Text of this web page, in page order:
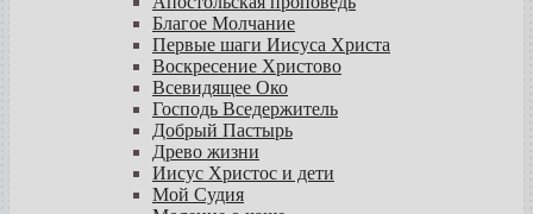
Благое Молчание
Первые шаги Иисуса Христа
Воскресение Христово
Всевидящее Око
Господь Вседержитель
Добрый Пастырь
Древо жизни
Иисус Христос и дети
Мой Судия